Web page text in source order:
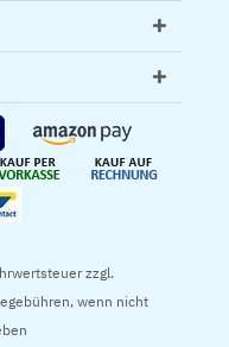
zzgl.
wenn nicht